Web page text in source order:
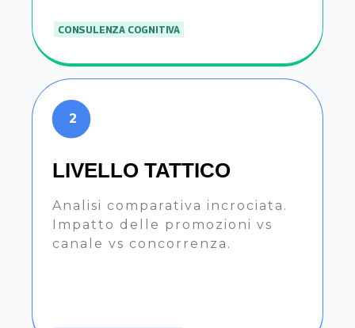
CONSULENZA COGNITIVA
2
LIVELLO TATTICO
Analisi comparativa incrociata.
Impatto delle promozioni vs
canale vs concorrenza.